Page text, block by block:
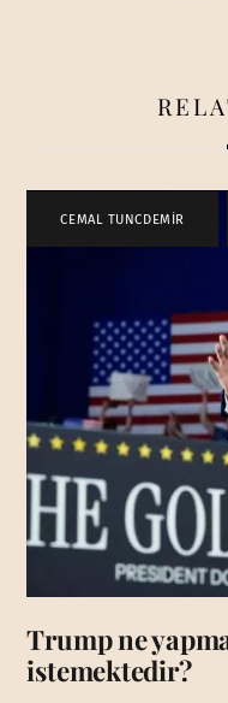
CEMAL TUNCDEMİR
Trump ne
istemektedir?